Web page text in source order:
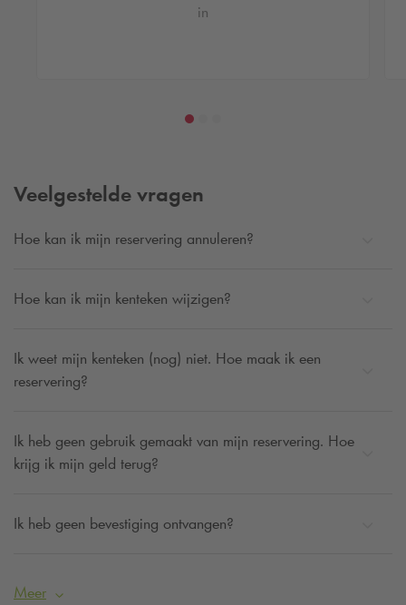
in
Veelgestelde vragen
Hoe kan ik mijn reservering annuleren?
Hoe kan ik mijn kenteken wijzigen?
Ik weet mijn kenteken (nog) niet. Hoe maak ik een
reservering?
Ik heb geen gebruik gemaakt van mijn reservering. Hoe
krijg ik mijn geld terug?
Ik heb geen bevestiging ontvangen?
Meer